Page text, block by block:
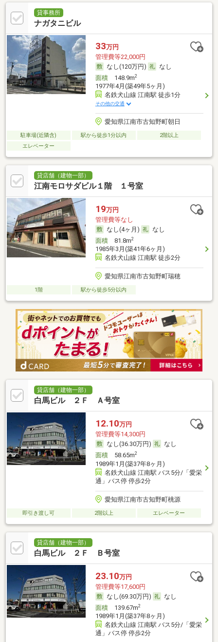
貸事務所
ナガタニビル
33万円
管理費等22,000円
なし(120万円)
なし
面積148.9m2
1977年4月(築49年5ヶ月)
名鉄犬山線 江南駅 徒歩1分
その他の交通
愛知県江南市古知野町朝日
駐車場(近隣含) 駅から徒歩1分以内
2階以上
エレベーター
貸店舗（建物一部）
江南モロサダビル１階 １号室
19万円
管理費等なし
なし(4ヶ月)
なし
面積81.8m2
1985年3月(築41年6ヶ月)
名鉄犬山線 江南駅 徒歩2分
愛知県江南市古知野町瑞穂
1階 駅から徒歩5分以内
貸店舗（建物一部）
白馬ビル ２Ｆ Ａ号室
12.10万円
管理費等14,300円
なし(36.30万円)
なし
面積58.65m2
1989年1月(築37年8ヶ月)
名鉄犬山線 江南駅 バス5分/「愛栄
通」バス停 停歩2分
愛知県江南市古知野町桃源
即引き渡し可 2階以上 エレベーター
貸店舗（建物一部）
白馬ビル ２Ｆ Ｂ号室
23.10万円
管理費等17,600円
なし(69.30万円)
なし
面積139.67m2
1989年1月(築37年8ヶ月)
名鉄犬山線 江南駅 バス5分/「愛栄
通」バス停 停歩2分